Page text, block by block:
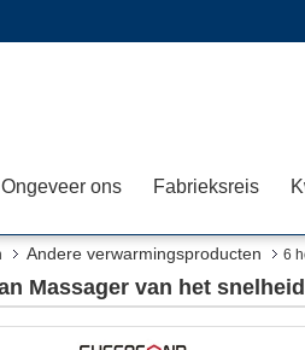
Ongeveer ons Fabrieksreis
Andere verwarmingsproducten 6
Massager van het